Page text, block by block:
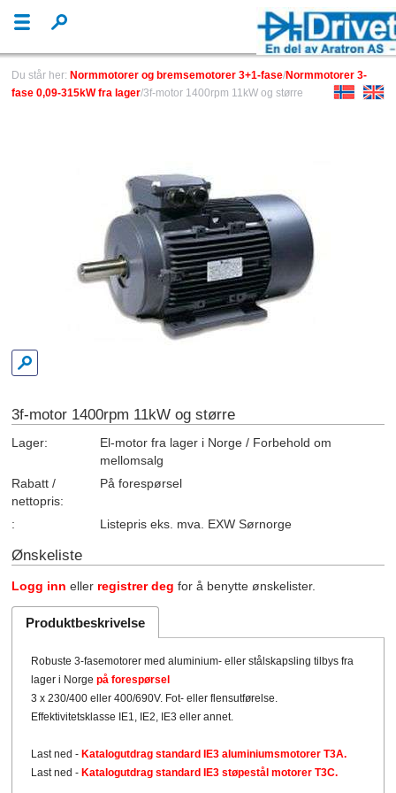
Du står her:Normmotorer og bremsemotorer 3+1-fase/Normmotorer 3-
fase 0,09-315kW fra lager/3f-motor 1400rpm 11kW og større
3f-motor 1400rpm 11kW og større
Lager:
El-motor fra lager i Norge / Forbehold om
mellomsalg
Rabatt /
nettopris:
På forespørsel
: Listepris eks. mva. EXW Sørnorge
Ønskeliste
Logg inn eller registrer deg for å benytte ønskelister.
Produktbeskrivelse
Robuste 3-fasemotorer med aluminium- eller stålskapsling tilbys fra
lager i Norgepå forespørsel
3 x 230/400 eller 400/690V. Fot- eller flensutførelse.
Effektivitetsklasse IE1, IE2, IE3 eller annet.
Last ned - Katalogutdrag standard IE3 aluminiumsmotorer T3A.
Last ned - Katalogutdrag standard IE3 støpestål motorer T3C.